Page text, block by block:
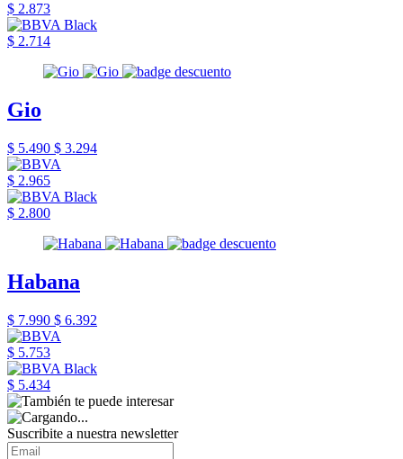
$ 2.873
$ 2.714
Gio
$ 5.490 $ 3.294
$ 2.965
$ 2.800
Habana
$ 7.990 $ 6.392
$ 5.753
$ 5.434
Suscribite a nuestra newsletter